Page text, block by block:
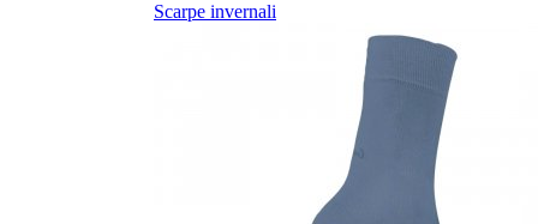
Scarpe invernali